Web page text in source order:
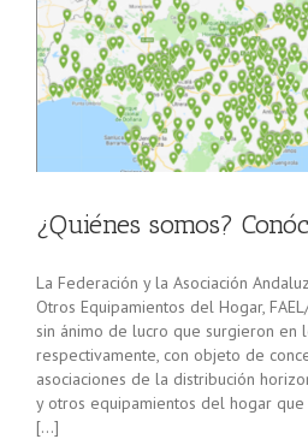
¿Quiénes somos?
La Federación y la Asociación
Otros Equipamientos del Hogar,
sin ánimo de lucro que surgieron en
respectivamente, con objeto de
asociaciones de la distribución
y otros equipamientos del hogar que
[…]